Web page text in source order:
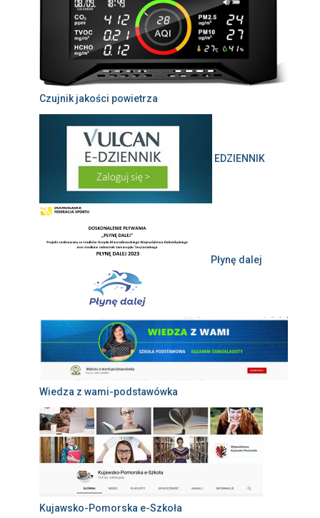
Czujnik jakości powietrza
EDZIENNIK
Płynę dalej
Wiedza z wami-podstawówka
Kujawsko-Pomorska e-Szkoła